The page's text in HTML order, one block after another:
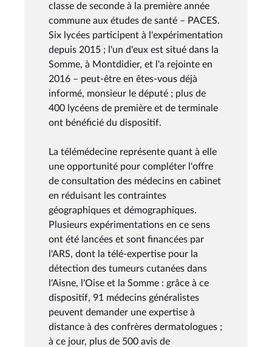
classe de seconde à la première année
commune aux études de santé – PACES.
Six lycées participent à l'expérimentation
depuis 2015 ; l'un d'eux est situé dans la
Somme, à Montdidier, et l'a rejointe en
2016 – peut-être en êtes-vous déjà
informé, monsieur le député ; plus de
400 lycéens de première et de terminale
ont bénéficié du dispositif.
La télémédecine représente quant à elle
une opportunité pour compléter l'offre
de consultation des médecins en cabinet
en réduisant les contraintes
géographiques et démographiques.
Plusieurs expérimentations en ce sens
ont été lancées et sont financées par
l'ARS, dont la télé-expertise pour la
détection des tumeurs cutanées dans
l'Aisne, l'Oise et la Somme : grâce à ce
dispositif, 91 médecins généralistes
peuvent demander une expertise à
distance à des confrères dermatologues ;
à ce jour, plus de 500 avis de